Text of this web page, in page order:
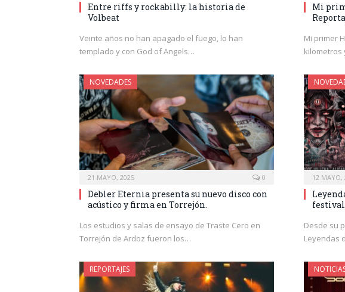
Entre riffs y rockabilly: la historia de
Volbeat
Veinte años no han apagado el fuego, lo han
templado y con God of Angels…
Mi
Mi primer
kilometros
NOVEDADES
21 MAYO, 2025 0
Debler Eternia presenta su nuevo disco con
acústico y firma en Torrejón.
Los estudios y salas de ensayo de Traste Cero en
Torrejón de Ardoz fueron los…
12 MAYO,
Desde su
Leyendas
REPORTAJES